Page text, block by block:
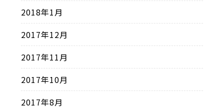
2018年1月
2017年12月
2017年11月
2017年10月
2017年8月